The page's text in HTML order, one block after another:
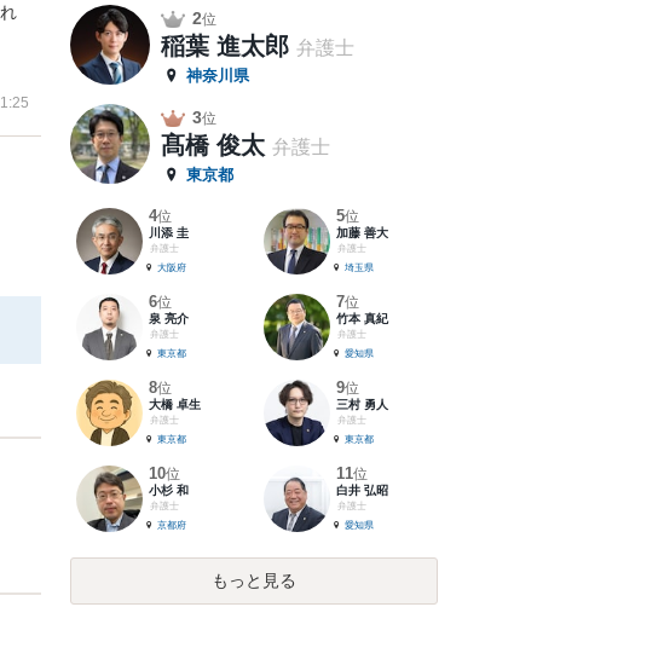
2位
稲葉 進太郎 弁護士
神奈川県
3位
髙橋 俊太 弁護士
東京都
4位
川添 圭
弁護士
大阪府
5位
加藤 善大
弁護士
埼玉県
6位
泉 亮介
弁護士
東京都
7位
竹本 真紀
弁護士
愛知県
8位
大橋 卓生
弁護士
東京都
9位
三村 勇人
弁護士
東京都
10位
小杉 和
弁護士
京都府
11位
白井 弘昭
弁護士
愛知県
もっと見る